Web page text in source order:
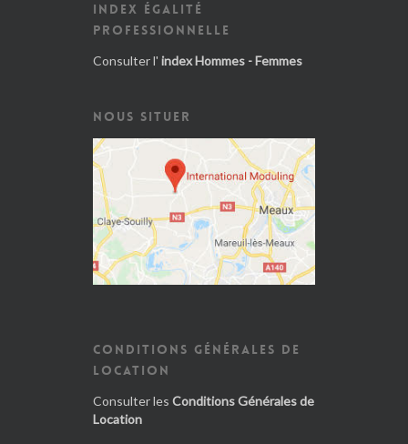
INDEX ÉGALITÉ
PROFESSIONNELLE
Consulter l' index Hommes - Femmes
NOUS SITUER
CONDITIONS GÉNÉRALES DE
LOCATION
Consulter les Conditions Générales de
Location